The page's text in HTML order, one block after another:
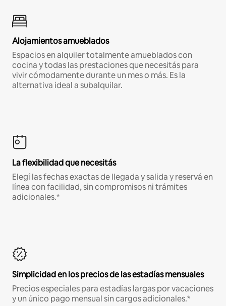
Alojamientos amueblados
Espacios en alquiler totalmente amueblados con
cocina y todas las prestaciones que necesitás para
vivir cómodamente durante un mes o más. Es la
alternativa ideal a subalquilar.
La flexibilidad que necesitás
Elegí las fechas exactas de llegada y salida y reservá en
línea con facilidad, sin compromisos ni trámites
adicionales.*
Simplicidad en los precios de las estadías mensuales
Precios especiales para estadías largas por vacaciones
y un único pago mensual sin cargos adicionales.*